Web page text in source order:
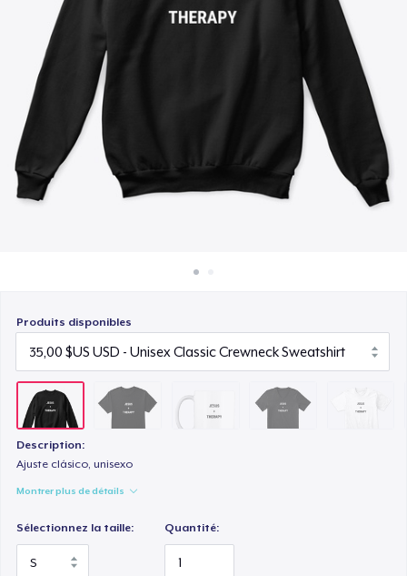
Produits disponibles
Description:
Ajuste clásico, unisexo
Montrer plus de détails
Sélectionnez la taille: Quantité:
Premium V-Neck Tee
25,00 $US
25,00 $US